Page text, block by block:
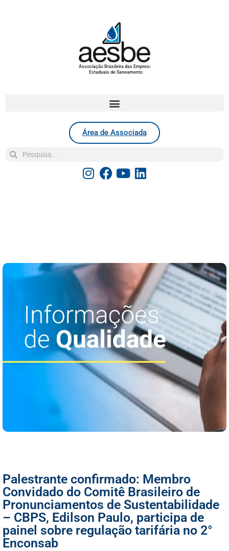
Associação Brasileira das Empresas
Estaduais de Saneamento
Área de Associada
Palestrante confirmado: Membro
Convidado do Comitê Brasileiro de
Pronunciamentos de Sustentabilidade
– CBPS, Edilson Paulo, participa de
painel sobre regulação tarifária no 2°
Enconsab